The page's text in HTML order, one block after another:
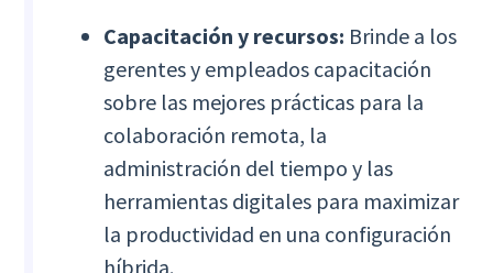
Capacitación y recursos: Brinde a los
gerentes y empleados capacitación
sobre las mejores prácticas para la
colaboración remota, la
administración del tiempo y las
herramientas digitales para maximizar
la productividad en una configuración
híbrida.